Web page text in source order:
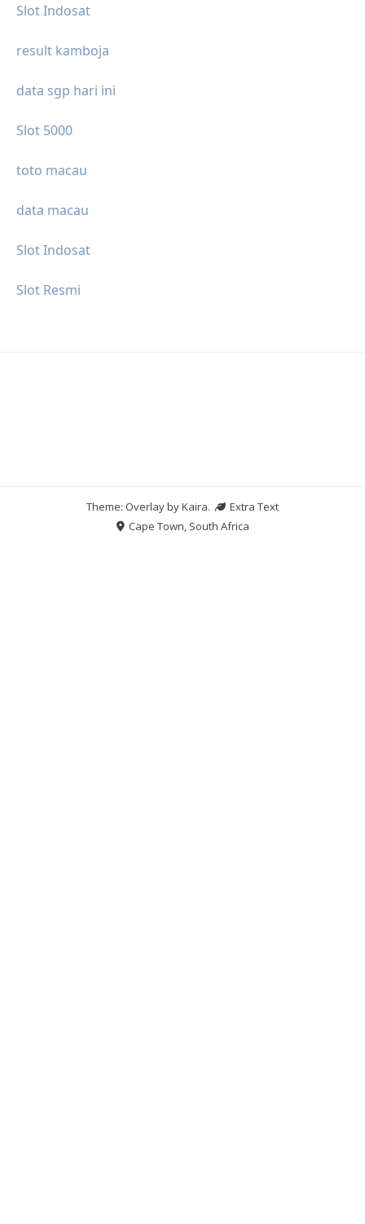
Slot Indosat
result kamboja
data sgp hari ini
Slot 5000
toto macau
data macau
Slot Indosat
Slot Resmi
Theme: Overlay byKaira.
Extra Text
Cape Town, South Africa